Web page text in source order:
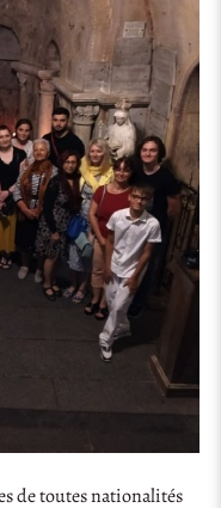
de toutes nationalités